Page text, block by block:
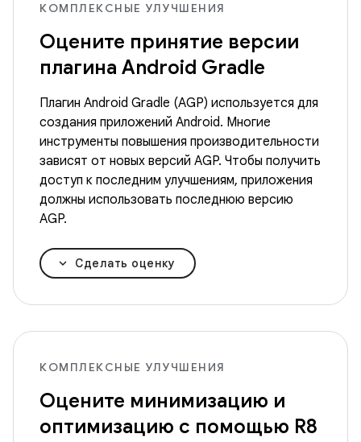
КОМПЛЕКСНЫЕ УЛУЧШЕНИЯ
Оцените принятие версии
плагина Android Gradle
Плагин Android Gradle (AGP) используется для
создания приложений Android. Многие
инструменты повышения производительности
зависят от новых версий AGP. Чтобы получить
доступ к последним улучшениям, приложения
должны использовать последнюю версию
AGP.
Сделать оценку
КОМПЛЕКСНЫЕ УЛУЧШЕНИЯ
Оцените минимизацию и
оптимизацию с помощью R8